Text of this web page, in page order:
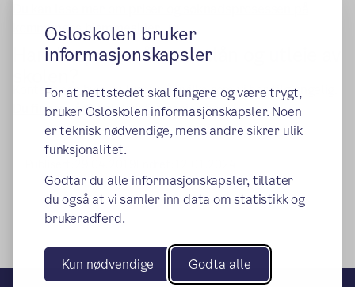
Osloskolen bruker
informasjonskapsler
For at nettstedet skal fungere og være trygt,
bruker Osloskolen informasjonskapsler. Noen
er teknisk nødvendige, mens andre sikrer ulik
funksjonalitet.
Godtar du alle informasjonskapsler, tillater
du også at vi samler inn data om statistikk og
brukeradferd.
Kun nødvendige Godta alle
kommunens hjemmesider.
(ekstern lenke)
Har du spørsmål om utlån og utleie av
Kontakt oss hvis du lurer på hvilke rom vi har tilgjengelig.
Du finner vår kontaktinformasjon her.